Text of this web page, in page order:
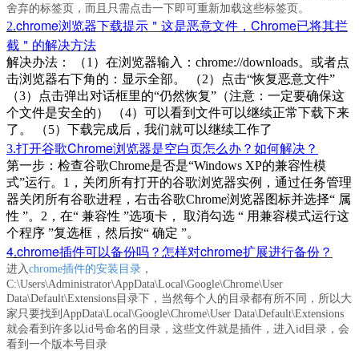
舍弃的标签页，而且只需点击一下即可重新加载这些标签页。
2.chrome浏览器下载提示＂这是恶意文件，Chrome已将其拦
截＂的解决方法
解决办法：
（1）在浏览器输入：chrome://downloads。或者点
击浏览器右下角的：显示全部。
（2）点击“恢复恶意文件”
（3）点击弹出对话框里的“仍然恢复”（注意：一定要确保这
个文件是安全的）
（4）可以看到文件可以继续正常下载下来
了。
（5）下载完成后，我们就可以继续工作了
3.打开谷歌Chrome浏览器是空白页怎么办？如何解决？
第一步：检查谷歌Chrome是否是“Windows XP的兼容性模
式”运行。1，关闭所有打开的谷歌浏览器实例，通过任务管理
器关闭所有谷歌进程，右击谷歌Chrome浏览器图标并选择“ 属
性 ”。2，在“ 兼容性 ”选项卡， 取消勾选 “ 用兼容模式运行这
个程序 ”复选框，然后按“ 确定 ”。
4.chrome插件可以备份吗？怎样对chrome扩展进行备份？
进入 chrome插件的安装目录 ，
C:\Users\Administrator\AppData\Local\Google\Chrome\User
Data\Default\Extensions目录下，当然每个人的目录都有所不同，所以大
家只要找到 AppData\Local\Google\Chrome\User Data\Default\Extensions
就会看到许多以id号命名的目录，这些文件就是插件，进入id目录，会
看到一个版本号目录